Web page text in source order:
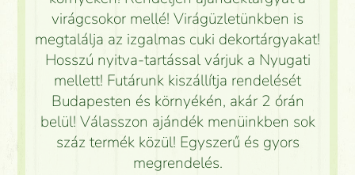
virágcsokor mellé! Virágüzletünkben is
megtalálja az izgalmas cuki dekortárgyakat!
Hosszú nyitva-tartással várjuk a Nyugati
mellett! Futárunk kiszállítja rendelését
Budapesten és környékén, akár 2 órán
belül! Válasszon ajándék menüinkben sok
száz termék közül! Egyszerű és gyors
megrendelés.